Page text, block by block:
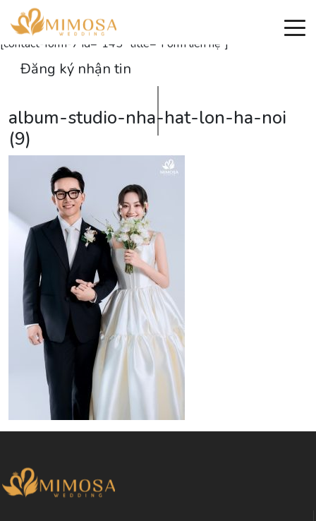
Đăng ký nhận thông tin
[contact-form-7 id="145" title="Form liên hệ"]
Đăng ký nhận tin
album-studio-nha-hat-lon-ha-noi
(9)